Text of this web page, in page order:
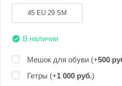
45 EU 29 SM
В наличии
Мешок для обуви (+500
Гетры (+1 000 руб.)